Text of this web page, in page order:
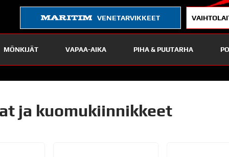
VENETARVIKKEET
MÖNKIJÄT VAPAA-AIKA PIHA & PUUTARHA
ja kuomukiinnikkeet